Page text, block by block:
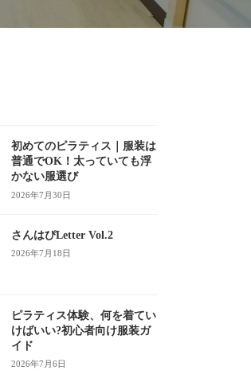
初めてのピラティス｜服装は
普通でOK！太っていても浮
かない服選び
2026年7月30日
さんはぴLetter Vol.2
2026年7月18日
ピラティス体験、何を着てい
けばいい?初心者向け服装ガ
イド
2026年7月6日